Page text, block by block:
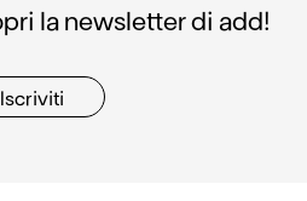
la newsletter di add!
Iscriviti